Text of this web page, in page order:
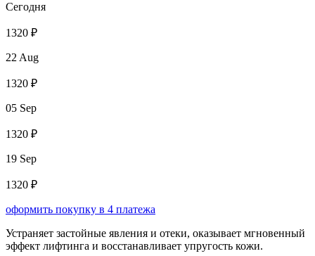
Сегодня
1320 ₽
22 Aug
1320 ₽
05 Sep
1320 ₽
19 Sep
1320 ₽
оформить покупку в 4 платежа
Устраняет застойные явления и отеки, оказывает мгновенный
эффект лифтинга и восстанавливает упругость кожи.